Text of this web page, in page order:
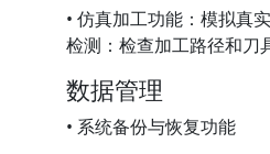
• 仿真加工功能：模拟真
检测：检查加工路径和刀
数据管理
• 系统备份与恢复功能